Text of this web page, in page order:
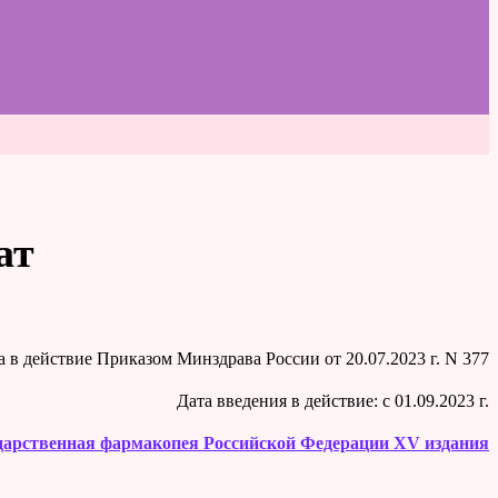
в действие Приказом Минздрава России от 20.07.2023 г. N 377
Дата введения в действие: c 01.09.2023 г.
фармакопея Российской Федерации XV издания